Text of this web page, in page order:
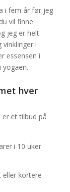
i fem år før jeg
vil finne
jeg er helt
vinklinger i
essensen i
yogaen.
hver
er et tilbud på
i 10 uker
eller kortere